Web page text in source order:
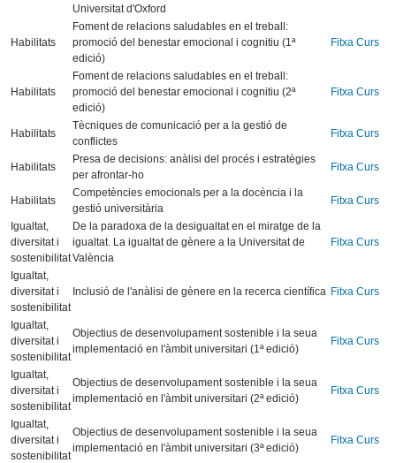
Universitat d'Oxford
Habilitats
Foment de relacions saludables en el treball:
promoció del benestar emocional i cognitiu (1ª
edició)
Fitxa Curs
Habilitats
Foment de relacions saludables en el treball:
promoció del benestar emocional i cognitiu (2ª
edició)
Fitxa Curs
Habilitats
Tècniques de comunicació per a la gestió de
conflictes
Fitxa Curs
Habilitats
Presa de decisions: anàlisi del procés i estratègies
per afrontar-ho
Fitxa Curs
Habilitats
Competències emocionals per a la docència i la
gestió universitària
Fitxa Curs
Igualtat,
diversitat i
sostenibilitat
De la paradoxa de la desigualtat en el miratge de la
igualtat. La igualtat de gènere a la Universitat de
València
Fitxa Curs
Igualtat,
diversitat i
sostenibilitat
Inclusió de l'anàlisi de gènere en la recerca científica Fitxa Curs
Igualtat,
diversitat i
sostenibilitat
Objectius de desenvolupament sostenible i la seua
implementació en l'àmbit universitari (1ª edició)
Fitxa Curs
Igualtat,
diversitat i
sostenibilitat
Objectius de desenvolupament sostenible i la seua
implementació en l'àmbit universitari (2ª edició)
Fitxa Curs
Igualtat,
diversitat i
sostenibilitat
Objectius de desenvolupament sostenible i la seua
implementació en l'àmbit universitari (3ª edició)
Fitxa Curs